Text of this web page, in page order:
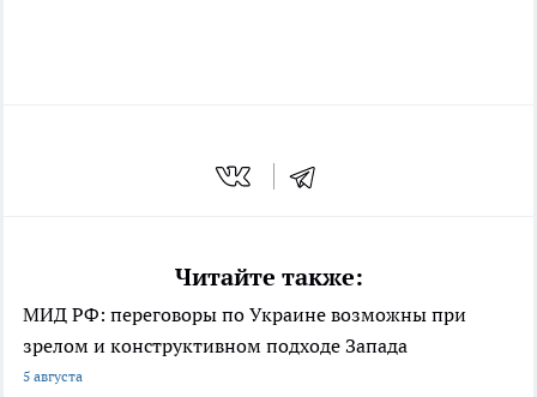
Читайте также:
МИД РФ: переговоры по Украине возможны при
зрелом и конструктивном подходе Запада
5 августа